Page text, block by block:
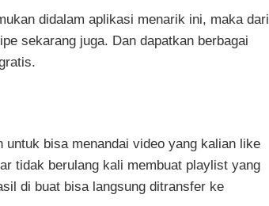
didalam aplikasi menarik ini, maka dari
sekarang juga. Dan dapatkan berbagai
untuk bisa menandai video yang kalian like
tidak berulang kali membuat playlist yang
di buat bisa langsung ditransfer ke